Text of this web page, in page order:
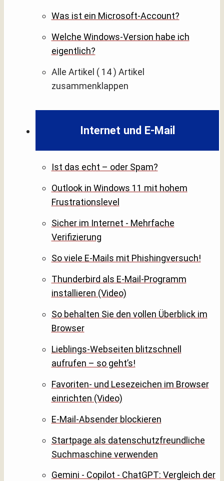
Was ist ein Microsoft-Account?
Welche Windows-Version habe ich
eigentlich?
Alle Artikel ( 14 ) Artikel
zusammenklappen
Internet und E-Mail
Ist das echt – oder Spam?
Outlook in Windows 11 mit hohem
Frustrationslevel
Sicher im Internet - Mehrfache
Verifizierung
So viele E-Mails mit Phishingversuch!
Thunderbird als E-Mail-Programm
installieren (Video)
So behalten Sie den vollen Überblick im
Browser
Lieblings-Webseiten blitzschnell
aufrufen – so geht’s!
Favoriten- und Lesezeichen im Browser
einrichten (Video)
E-Mail-Absender blockieren
Startpage als datenschutzfreundliche
Suchmaschine verwenden
Gemini - Copilot - ChatGPT: Vergleich der